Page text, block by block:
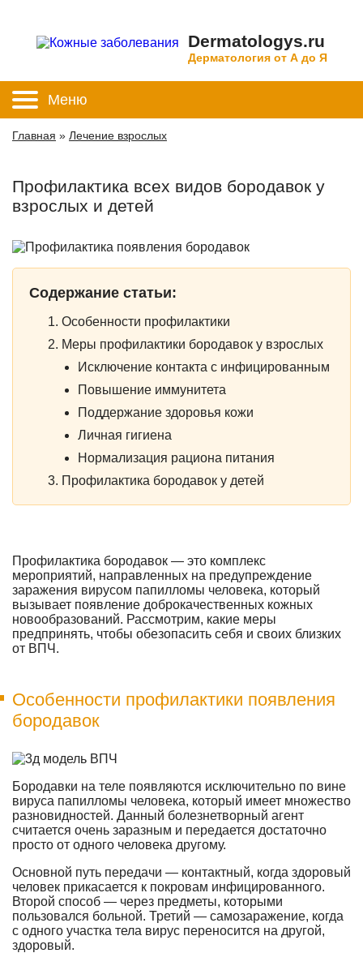
Dermatologys.ru
Дерматология от А до Я
Меню
Главная » Лечение взрослых
Профилактика всех видов бородавок у
взрослых и детей
Содержание статьи:
Особенности профилактики
Меры профилактики бородавок у взрослых
Исключение контакта с инфицированным
Повышение иммунитета
Поддержание здоровья кожи
Личная гигиена
Нормализация рациона питания
Профилактика бородавок у детей
Профилактика бородавок — это комплекс
мероприятий, направленных на предупреждение
заражения вирусом папилломы человека, который
вызывает появление доброкачественных кожных
новообразований. Рассмотрим, какие меры
предпринять, чтобы обезопасить себя и своих близких
от ВПЧ.
Особенности профилактики появления
бородавок
Бородавки на теле появляются исключительно по вине
вируса папилломы человека, который имеет множество
разновидностей. Данный болезнетворный агент
считается очень заразным и передается достаточно
просто от одного человека другому.
Основной путь передачи — контактный, когда здоровый
человек прикасается к покровам инфицированного.
Второй способ — через предметы, которыми
пользовался больной. Третий — самозаражение, когда
с одного участка тела вирус переносится на другой,
здоровый.